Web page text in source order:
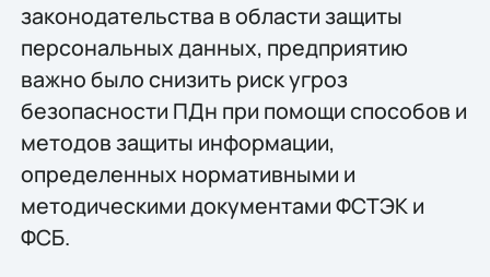
законодательства в области защиты
персональных данных, предприятию
важно было снизить риск угроз
безопасности ПДн при помощи способов и
методов защиты информации,
определенных нормативными и
методическими документами ФСТЭК и
ФСБ.